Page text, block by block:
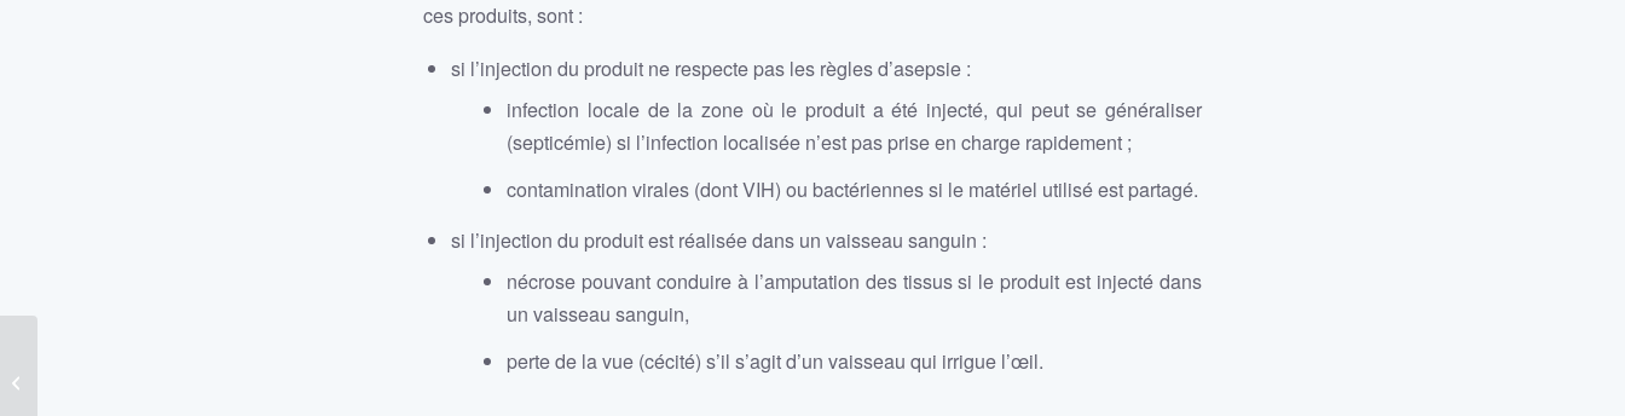
ces produits, sont :
si l’injection du produit ne respecte pas les règles d’asepsie :
infection locale de la zone où le produit a été injecté, qui peut se généraliser
(septicémie) si l’infection localisée n’est pas prise en charge rapidement ;
contamination virales (dont VIH) ou bactériennes si le matériel utilisé est partagé.
si l’injection du produit est réalisée dans un vaisseau sanguin :
nécrose pouvant conduire à l’amputation des tissus si le produit est injecté dans
un vaisseau sanguin,
perte de la vue (cécité) s’il s’agit d’un vaisseau qui irrigue l’œil.